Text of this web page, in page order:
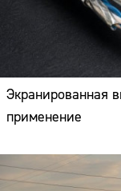
Экранированная
применение